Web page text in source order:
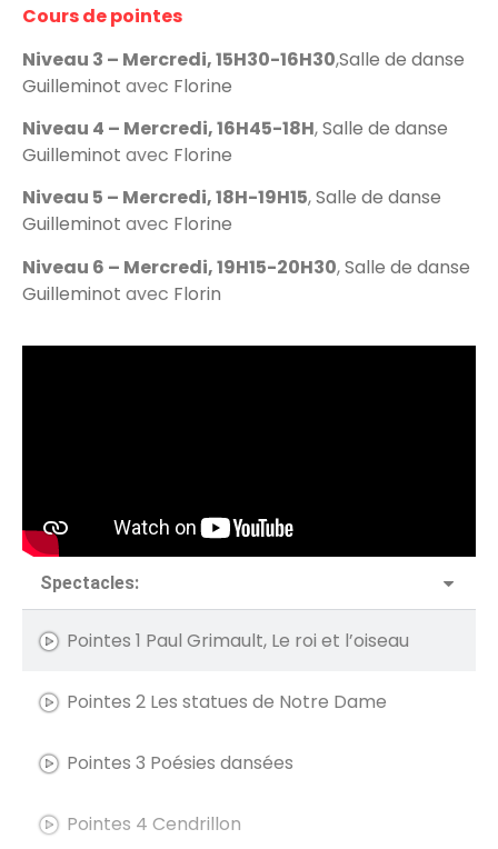
Spectacle - Néo Classique - Tout seul
Projet en extérieur - Ecole de médecine
Cours de pointes
Niveau 3 – Mercredi, 15H30-16H30,Salle de danse
Guilleminot avec Florine
Niveau 4 – Mercredi, 16H45-18H,Salle de danse
Guilleminot avec Florine
Niveau 5 – Mercredi, 18H-19H15,Salle de danse
Guilleminot avec Florine
Niveau 6 – Mercredi, 19H15-20H30,Salle de danse
Guilleminot avec Florin
Spectacles:
Pointes 1 Paul Grimault, Le roi et l’oiseau
Pointes 2 Les statues de Notre Dame
Pointes 3 Poésies dansées
Pointes 4 Cendrillon